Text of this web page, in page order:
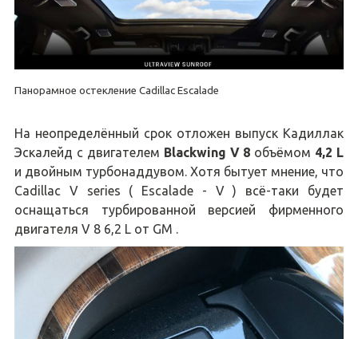
Панорамное остекление Cadillac Escalade
На неопределённый срок отложен выпуск Кадиллак
Эскалейд с двигателем Blackwing V 8 объёмом 4,2 L
и двойным турбонаддувом. Хотя бытует мнение, что
Cadillac V series ( Escalade - V ) всё-таки будет
оснащаться турбированной версией фирменного
двигателя V 8 6,2 L от GM .